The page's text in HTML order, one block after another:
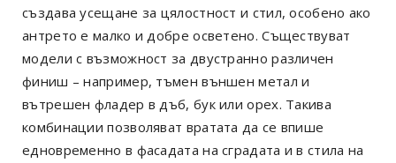
създава усещане за цялостност и стил, особено ако
антрето е малко и добре осветено. Съществуват
модели с възможност за двустранно различен
финиш – например, тъмен външен метал и
вътрешен фладер в дъб, бук или орех. Такива
комбинации позволяват вратата да се впише
едновременно в фасадата на сградата и в стила на